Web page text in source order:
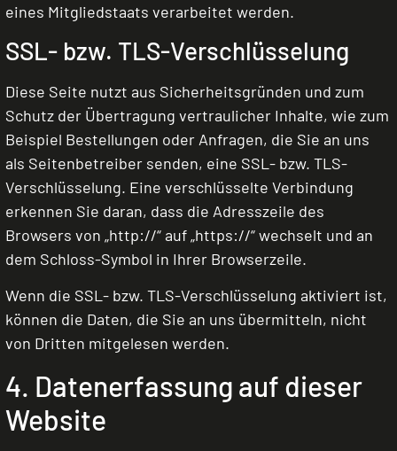
eines Mitgliedstaats verarbeitet werden.
SSL- bzw. TLS-Verschlüsselung
Diese Seite nutzt aus Sicherheitsgründen und zum
Schutz der Übertragung vertraulicher Inhalte, wie zum
Beispiel Bestellungen oder Anfragen, die Sie an uns
als Seitenbetreiber senden, eine SSL- bzw. TLS-
Verschlüsselung. Eine verschlüsselte Verbindung
erkennen Sie daran, dass die Adresszeile des
Browsers von „http://“ auf „https://“ wechselt und an
dem Schloss-Symbol in Ihrer Browserzeile.
Wenn die SSL- bzw. TLS-Verschlüsselung aktiviert ist,
können die Daten, die Sie an uns übermitteln, nicht
von Dritten mitgelesen werden.
4. Datenerfassung auf dieser
Website